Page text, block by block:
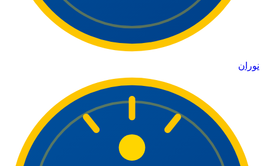
نوران